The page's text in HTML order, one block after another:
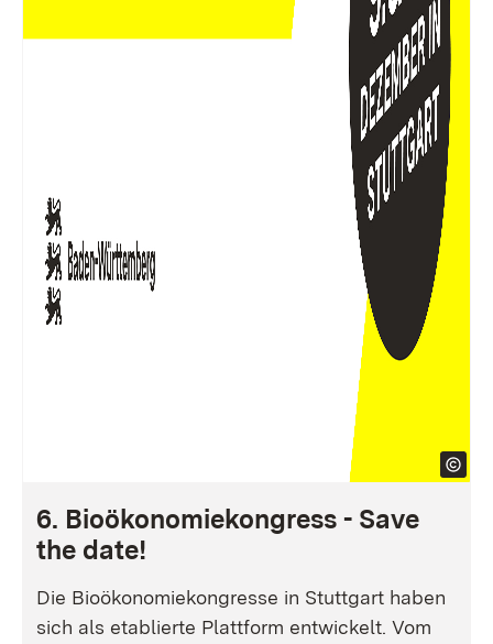
6. Bioökonomiekongress - Save
the date!
Die Bioökonomiekongresse in Stuttgart haben
sich als etablierte Plattform entwickelt. Vom